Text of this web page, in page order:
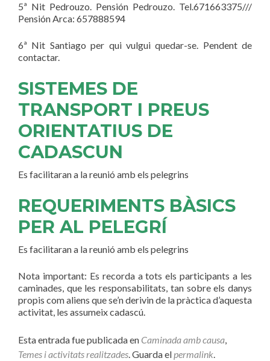
5ª Nit Pedrouzo. Pensión Pedrouzo. Tel.671663375///
Pensión Arca: 657888594
6ª Nit Santiago per qui vulgui quedar-se. Pendent de
contactar.
SISTEMES DE
TRANSPORT I PREUS
ORIENTATIUS DE
CADASCUN
Es facilitaran a la reunió amb els pelegrins
REQUERIMENTS BÀSICS
PER AL PELEGRÍ
Es facilitaran a la reunió amb els pelegrins
Nota important: Es recorda a tots els participants a les
caminades, que les responsabilitats, tan sobre els danys
propis com aliens que se’n derivin de la pràctica d’aquesta
activitat, les assumeix cadascú.
Esta entrada fue publicada en Caminada amb causa,
Temes i activitats realitzades. Guarda elpermalink.